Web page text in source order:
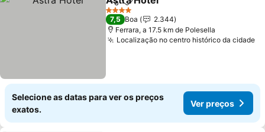
PartilharAdicionar aos favoritos
4 Estrelas
7,5 Boa
2.344
Ferrara, a 17.5 km de Polesella
Localização no centro histórico da cidade
Selecione as datas para ver os preços
exatos.
Ver preços